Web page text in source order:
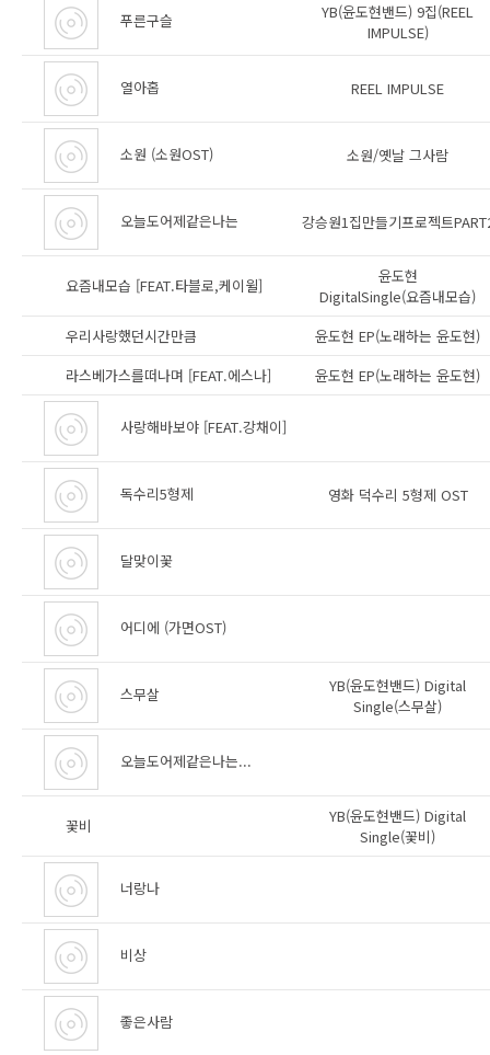
푸른구슬
YB(윤도현밴드) 9집(REEL
IMPULSE)
열아홉 REEL IMPULSE
소원 (소원OST) 소원/옛날 그사람
오늘도어제같은나는 강승원1집만들기프로젝트
요즘내모습 [FEAT.타블로,케이윌]
윤도현
DigitalSingle(요즘내모습)
우리사랑했던시간만큼
윤도현 EP(노래하는 윤도현)
라스베가스를떠나며 [FEAT.에스나]
윤도현 EP(노래하는 윤도현)
사랑해바보야 [FEAT.강채이]
독수리5형제 영화 덕수리 5형제 OST
달맞이꽃
어디에 (가면OST)
스무살
YB(윤도현밴드) Digital
Single(스무살)
오늘도어제같은나는...
꽃비
YB(윤도현밴드) Digital
Single(꽃비)
너랑나
비상
좋은사람